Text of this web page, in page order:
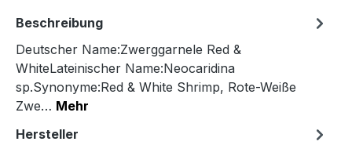
Beschreibung
Deutscher Name:Zwerggarnele Red &
WhiteLateinischer Name:Neocaridina
sp.Synonyme:Red & White Shrimp, Rote-Weiße
Zwe… Mehr
Hersteller